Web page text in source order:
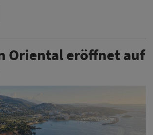
Oriental eröffnet auf